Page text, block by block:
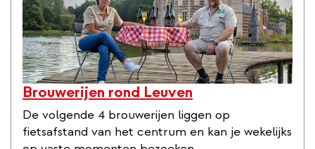
Brouwerijen rond Leuven
De volgende 4 brouwerijen liggen op
fietsafstand van het centrum en kan je wekelijks